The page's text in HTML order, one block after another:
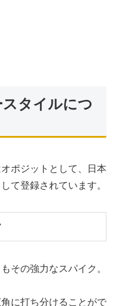
タイルにつ
ポジットとして、日本
て登録されています。
その強力なスパイク。
に打ち分けることがで